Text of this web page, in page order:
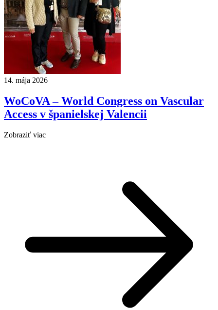
14. mája 2026
WoCoVA – World Congress on Vascular
Access v španielskej Valencii
Zobraziť viac